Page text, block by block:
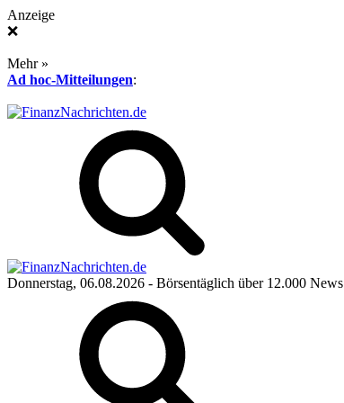
Anzeige
❌
Mehr »
Ad hoc-Mitteilungen:
Donnerstag, 06.08.2026 - Börsentäglich über 12.000 News